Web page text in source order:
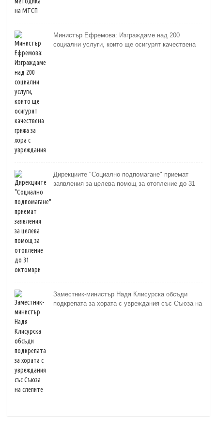
Министър Ефремова: Изграждаме над 200
социални услуги, които ще осигурят качествена
Дирекциите "Социално подпомагане" приемат
заявления за целева помощ за отопление до 31
Заместник-министър Надя Клисурска обсъди
подкрепата за хората с увреждания със Съюза на